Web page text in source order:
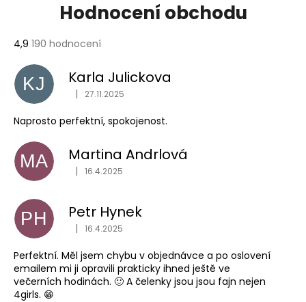
Hodnocení obchodu
4,9 Průměrné
obchodu
je
4,9
z
5
190 hodnocení
KJ Karla Julickova
Hodnocení obchodu je 1 z 5 hvězdiček.
| 27.11.2025
Naprosto perfektní, spokojenost.
MA Martina Andrlová
Hodnocení obchodu je 5 z 5 hvězdiček.
| 16.4.2025
PH Petr Hynek
Hodnocení obchodu je 5 z 5 hvězdiček.
| 16.4.2025
Perfektní. Měl jsem chybu v objednávce a po oslovení
emailem mi ji opravili prakticky ihned ještě ve
večerních hodinách. 🙂 A čelenky jsou jsou fajn nejen
4girls. 😁